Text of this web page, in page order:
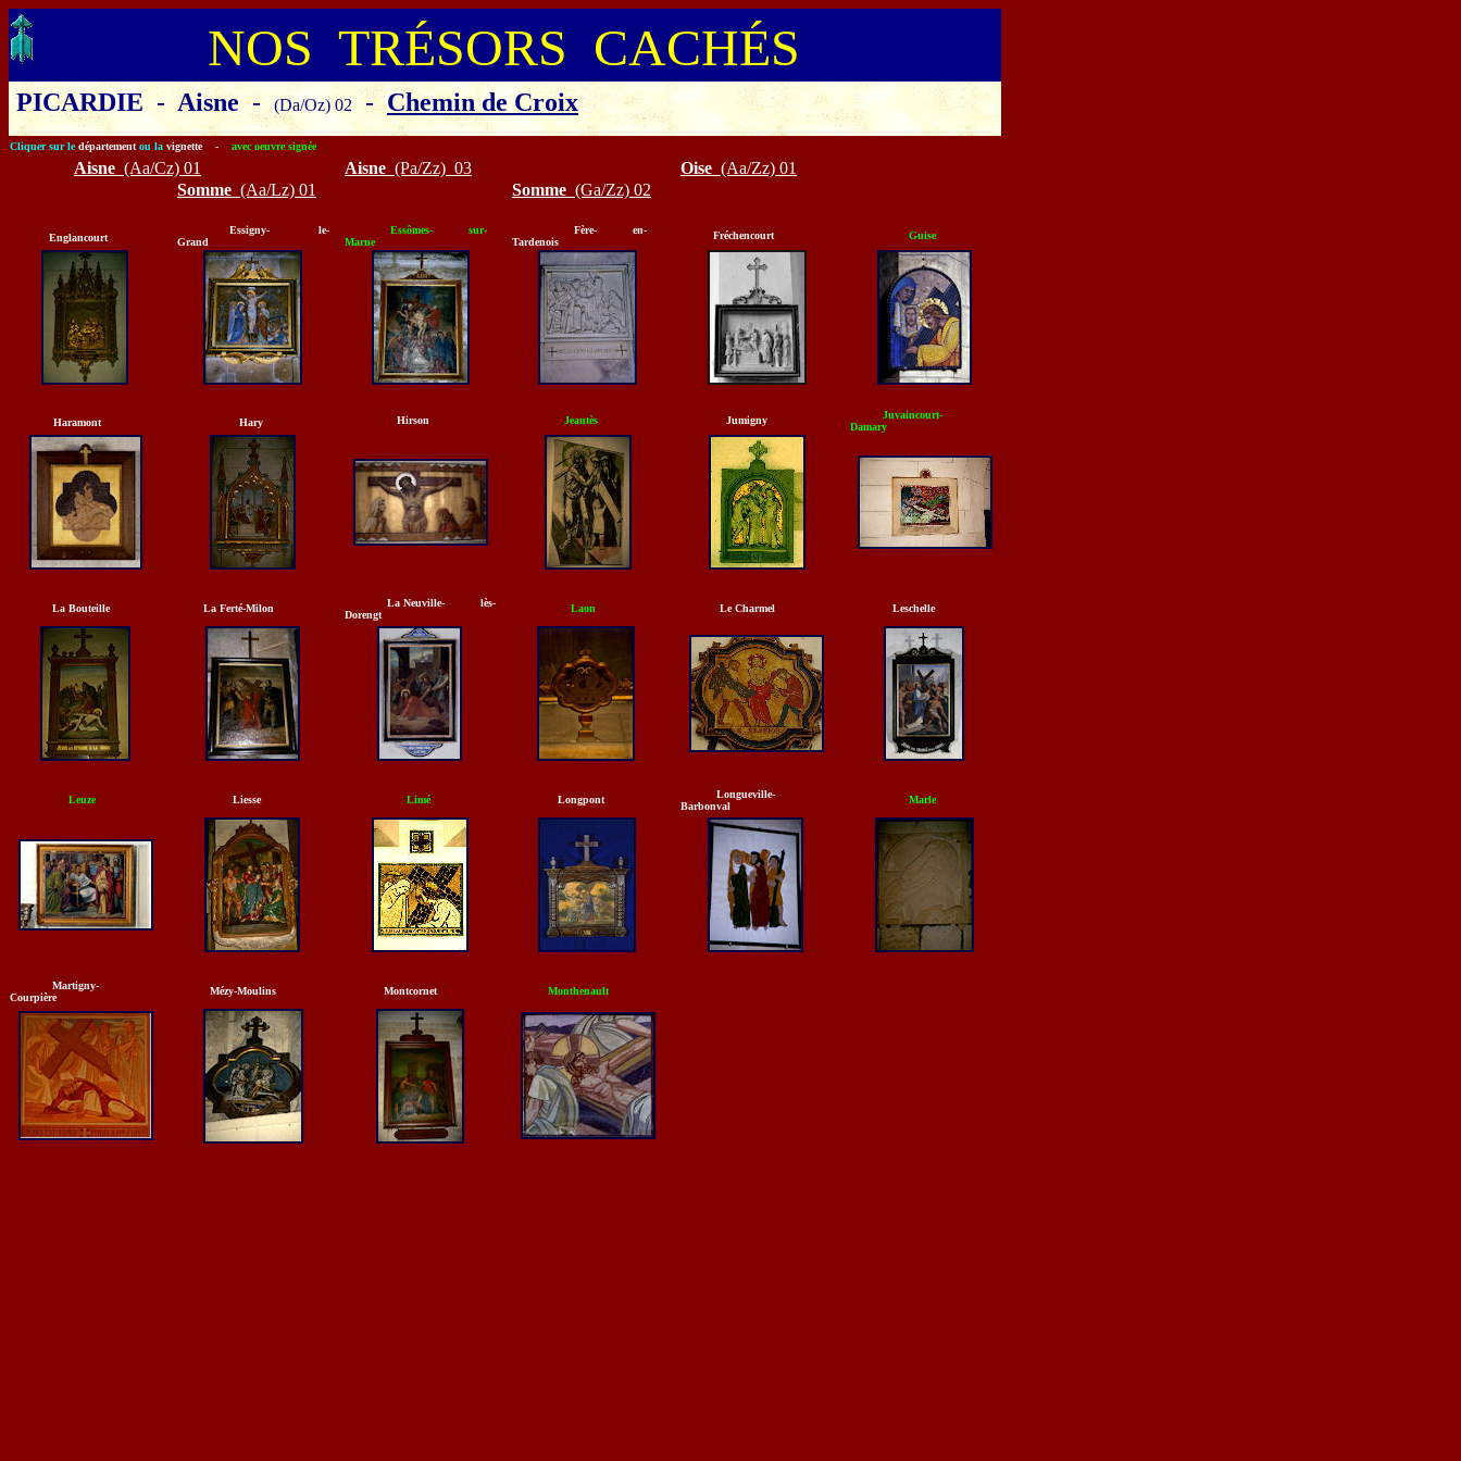
NOS TRÉSORS CACHÉS
PICARDIE - Aisne - (Da/Oz) 02 - Chemin de Croix
Cliquer sur le département ou la vignette - avec oeuvre signée
Aisne (Aa/Cz) 01 Aisne (Pa/Zz) 03 Oise (Aa/Zz) 01
Somme (Aa/Lz) 01 Somme (Ga/Zz) 02
Englancourt
Essigny- le-
Grand
Essômes-
sur-
Marne
Fère- en-
Tardenois
Fréchencourt Guise
Haramont Hary Hirson Jeantès Jumigny
Juvaincourt-
Damary
La Bouteille La Ferté-Milon
La Neuville- lès-
Dorengt
Laon Le Charmel Leschelle
Leuze Liesse Limé Longpont
Longueville-
Barbonval
Marle
Martigny-
Courpière
Mézy-Moulins Montcornet Monthenault